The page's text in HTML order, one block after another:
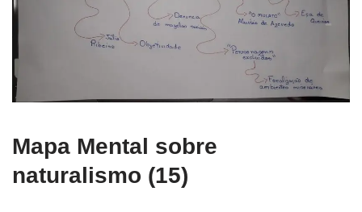
Mapa Mental sobre
naturalismo (15)